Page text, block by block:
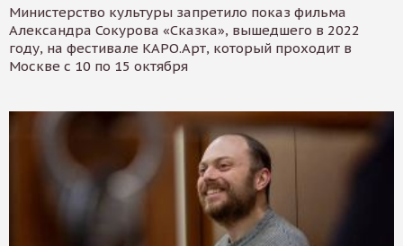
Министерство культуры запретило показ фильма
Александра Сокурова «Сказка», вышедшего в 2022
году, на фестивале КАРО.Арт, который проходит в
Москве с 10 по 15 октября